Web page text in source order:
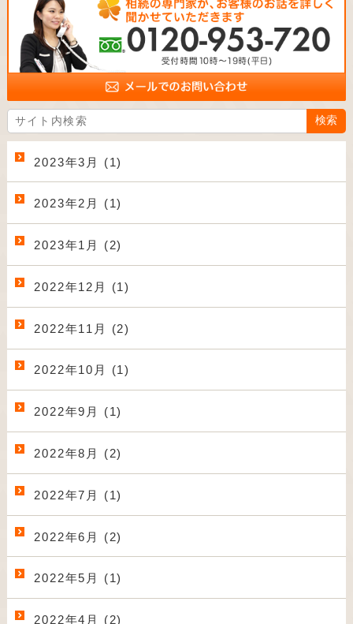
2023年3月 (1)
2023年2月 (1)
2023年1月 (2)
2022年12月 (1)
2022年11月 (2)
2022年10月 (1)
2022年9月 (1)
2022年8月 (2)
2022年7月 (1)
2022年6月 (2)
2022年5月 (1)
2022年4月 (2)